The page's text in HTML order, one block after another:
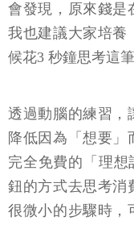
會發現，原來錢是
我也建議大家培養
候花3 秒鐘思考這
透過動腦的練習，
降低因為「想要
完全免費的「理想
鈕的方式去思考消
很微小的步驟時，